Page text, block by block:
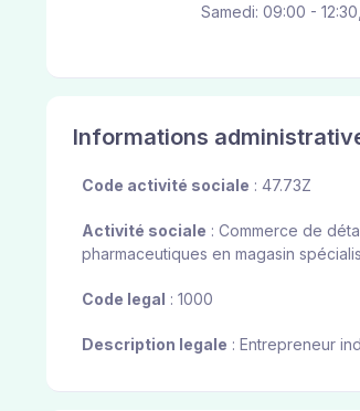
Samedi: 09:00 -
Informations
Code activité sociale : 47.73Z
Activité sociale : Commerce de
pharmaceutiques en magasin
Code legal : 1000
Description legale : Entrepreneur